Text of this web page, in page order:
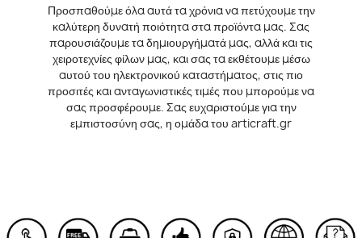
Προσπαθούμε όλα αυτά τα χρόνια να πετύχουμε την
καλύτερη δυνατή ποιότητα στα προϊόντα μας. Σας
παρουσιάζουμε τα δημιουργήματά μας, αλλά και τις
χειροτεχνίες φίλων μας, και σας τα εκθέτουμε μέσω
αυτού του ηλεκτρονικού καταστήματος, στις πιο
προσιτές και ανταγωνιστικές τιμές που μπορούμε να
σας προσφέρουμε. Σας ευχαριστούμε για την
εμπιστοσύνη σας, η ομάδα του articraft.gr